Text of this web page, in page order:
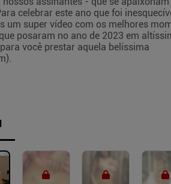
celebrar este ano que foi
um super vídeo com os melhores
posaram no ano de 2023 em
você prestar aquela belíssima